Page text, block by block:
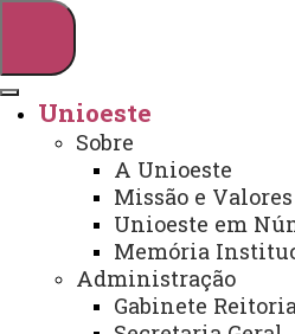
Webmail Sistemas
Arquivo Virtual
Unioeste
Sobre
A Unioeste
Missão e Valores
Unioeste em
Memória
Administração
Gabinete